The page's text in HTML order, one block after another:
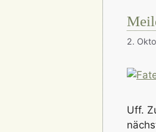
2.
Uff.